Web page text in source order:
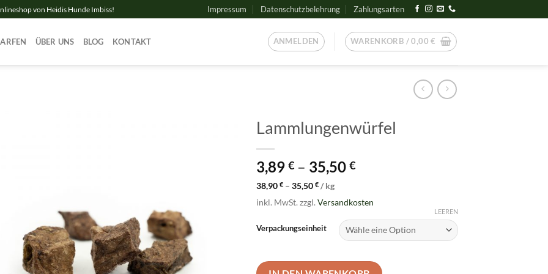
von Heidis Hunde Imbiss! Impressum Datenschutzbelehrung Zahlungsarten
ÜBER UNS BLOG KONTAKT ANMELDEN WARENKORB /0,00€
Lammlungenwürfel
3,89 € – 35,50 €
38,90 € – 35,50 € /kg
inkl. MwSt. zzgl. Versandkosten
Verpackungseinheit
LEEREN